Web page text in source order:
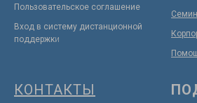
Пользовательское соглашение
Вход в систему дистанционной
поддержки
КОНТАКТЫ